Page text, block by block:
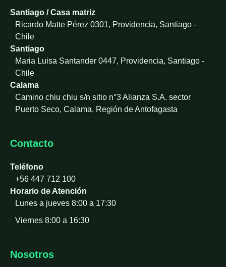
n
Santiago / Casa matriz
Ricardo Matte Pérez 0301, Providencia, Santiago -
Chile
Santiago
Maria Luisa Santander 0447, Providencia, Santiago -
Chile
Calama
Camino chiu chiu s/n sitio n°3 Alianza S.A. sector
Puerto Seco, Calama, Región de Antofagasta
Contacto
Teléfono
+56 447 712 100
Horario de Atención
Lunes a jueves 8:00 a 17:30
Viernes 8:00 a 16:30
Nosotros